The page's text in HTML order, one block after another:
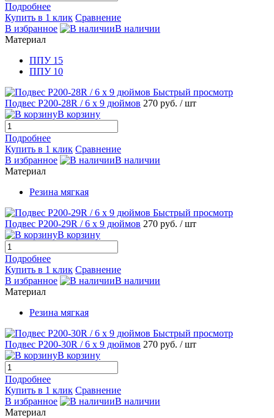
Подробнее
Купить в 1 клик Сравнение
В избранное
В наличии
Материал
ППУ 15
ППУ 10
Быстрый просмотр
Подвес P200-28R / 6 х 9 дюймов 270 руб. / шт
В корзину
Подробнее
Купить в 1 клик Сравнение
В избранное
В наличии
Материал
Резина мягкая
Быстрый просмотр
Подвес P200-29R / 6 х 9 дюймов 270 руб. / шт
В корзину
Подробнее
Купить в 1 клик Сравнение
В избранное
В наличии
Материал
Резина мягкая
Быстрый просмотр
Подвес P200-30R / 6 х 9 дюймов 270 руб. / шт
В корзину
Подробнее
Купить в 1 клик Сравнение
В избранное
В наличии
Материал